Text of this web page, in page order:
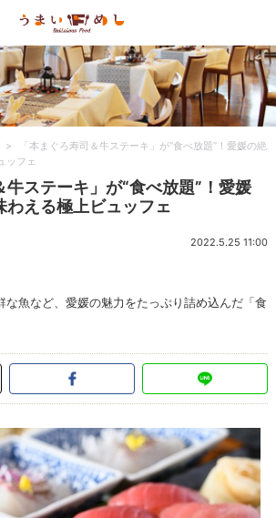
>
「本まぐろ寿司＆牛ステーキ」が“食べ放題”！愛媛の絶
ッフェ
牛ステーキ」が“食べ放題”！愛媛
わえる極上ビュッフェ
2022.5.25 11:00
な魚など、愛媛の魅力をたっぷり詰め込んだ「食